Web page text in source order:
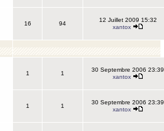
16 94
12 Juillet 2009 15:32
xantox
1 1
30 Septembre 2006 23:39
xantox
1 1
30 Septembre 2006 23:39
xantox